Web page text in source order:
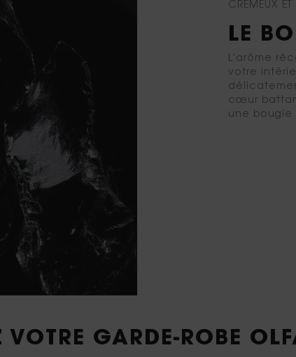
CRÉMEUX ET
LE
L'arôme
votre
cœur
une bougie
VOTRE GARDE-ROBE